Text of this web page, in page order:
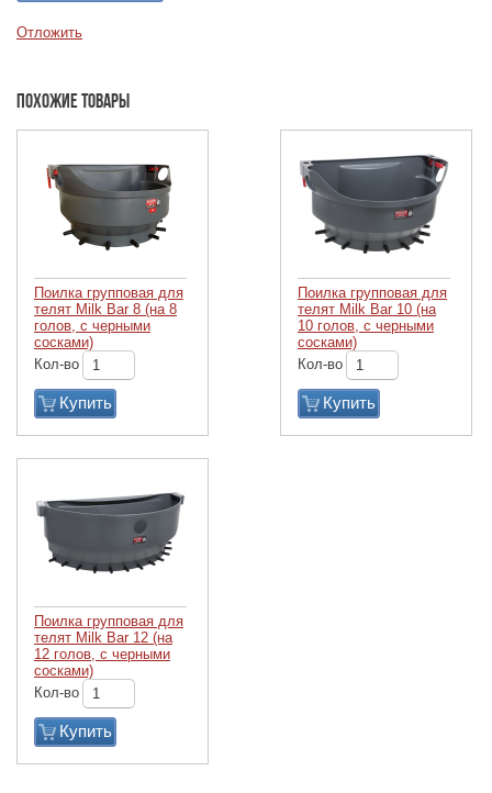
Отложить
Похожие товары
Поилка групповая для
телят Milk Bar 8 (на 8
голов, с черными
сосками)
Кол-во
Купить
Поилка групповая для
телят Milk Bar 10 (на
10 голов, с черными
сосками)
Кол-во
Купить
Поилка групповая для
телят Milk Bar 12 (на
12 голов, с черными
сосками)
Кол-во
Купить